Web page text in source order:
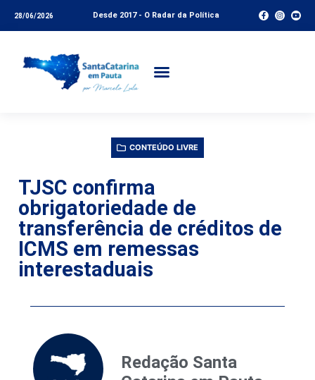
28/06/2026 Desde 2017 - O Radar da Política
CONTEÚDO LIVRE
TJSC confirma
obrigatoriedade de
transferência de créditos de
ICMS em remessas
interestaduais
Redação Santa